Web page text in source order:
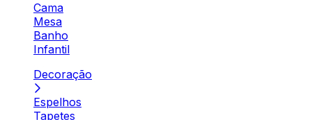
Cama
Mesa
Banho
Infantil
Decoração
Espelhos
Tapetes